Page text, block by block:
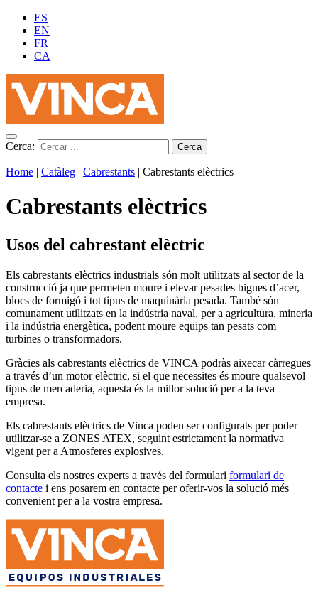
ES
EN
FR
CA
Cerca:
Home | Catàleg | Cabrestants | Cabrestants elèctrics
Cabrestants elèctrics
Usos del cabrestant elèctric
Els cabrestants elèctrics industrials són molt utilitzats al sector de la
construcció ja que permeten moure i elevar pesades bigues d’acer,
blocs de formigó i tot tipus de maquinària pesada. També són
comunament utilitzats en la indústria naval, per a agricultura, mineria
i la indústria energètica, podent moure equips tan pesats com
turbines o transformadors.
Gràcies als cabrestants elèctrics de VINCA podràs aixecar càrregues
a través d’un motor elèctric, si el que necessites és moure qualsevol
tipus de mercaderia, aquesta és la millor solució per a la teva
empresa.
Els cabrestants elèctrics de Vinca poden ser configurats per poder
utilitzar-se a ZONES ATEX, seguint estrictament la normativa
vigent per a Atmosferes explosives.
Consulta els nostres experts a través del formulari formulari de
contacte i ens posarem en contacte per oferir-vos la solució més
convenient per a la vostra empresa.